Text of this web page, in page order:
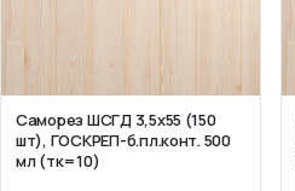
Саморез ШСГД 3,5х55 (150
шт), ГОСКРЕП-б.пл.конт. 500
мл (тк=10)